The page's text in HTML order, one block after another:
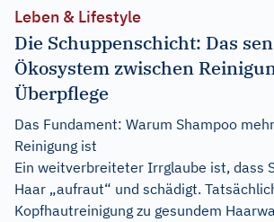
Leben & Lifestyle
Die Schuppenschicht: Das
Ökosystem zwischen
Überpflege
Das Fundament: Warum Shampoo
Reinigung ist
Ein weitverbreiteter Irrglaube ist, dass
Haar „aufraut“ und schädigt.
Kopfhautreinigung zu gesundem